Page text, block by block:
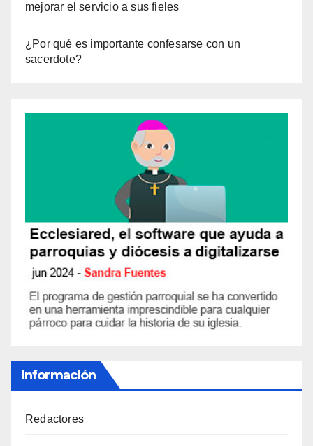
mejorar el servicio a sus fieles
¿Por qué es importante confesarse con un
sacerdote?
Información
Redactores